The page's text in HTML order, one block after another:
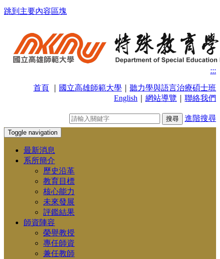
跳到主要內容區塊
:::
首頁 國立高雄師範大學
聽力學與語言治療碩士班
English
網站導覽 聯絡我們
進階搜尋
Toggle navigation
最新消息
系所簡介
歷史沿革
教育目標
核心能力
未來發展
評鑑結果
師資陣容
榮譽教授
專任師資
兼任教師